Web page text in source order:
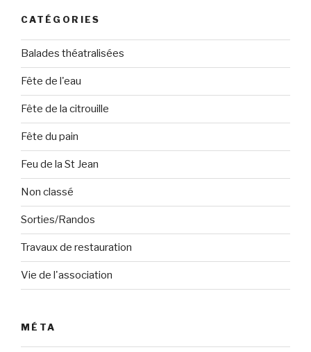
CATÉGORIES
Balades théatralisées
Fête de l'eau
Fête de la citrouille
Fête du pain
Feu de la St Jean
Non classé
Sorties/Randos
Travaux de restauration
Vie de l'association
MÉTA